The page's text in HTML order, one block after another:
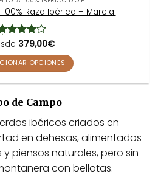
Raza Ibérica – Marcial
4.64
5
379,00€
OPCIONES
t
p
r
o
d
de Campo
ibéricos criados en
en dehesas, alimentados
piensos naturales, pero sin
con bellotas.